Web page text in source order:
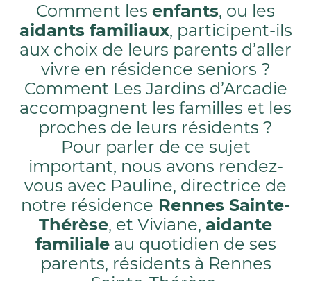
Comment les enfants, ou les
aidants familiaux, participent-ils
aux choix de leurs parents d’aller
vivre en résidence seniors ?
Comment Les Jardins d’Arcadie
accompagnent les familles et les
proches de leurs résidents ?
Pour parler de ce sujet
important, nous avons rendez-
vous avec Pauline, directrice de
notre résidence Rennes Sainte-
Thérèse, et Viviane, aidante
familialeau quotidien de ses
parents, résidents à Rennes